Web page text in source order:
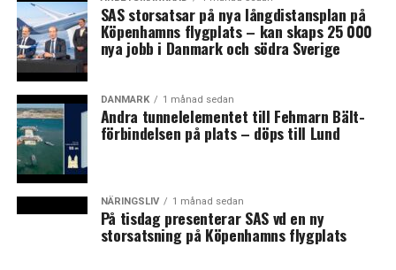
regeringsledare, häribland Frankrikes Europa- och
utrikesminister Jean-Noel Barrot, och senast Sveriges
statsminister Ulf Kristersson, som i ett skriftligt svar till
Expressen sade att ”vi accepterar inte att landgränser
ändras med hot eller våld, varken inom eller utanför
EU.”
Grönlands landsstyreformand Múte B. Egede är också
avvisande inför Trumps hot, men fastslår i ett skriftligt
svar till Politiken att Grönland ska fotsätta med att vara
öppet för samarbete och handel med hela världen.
SAS storsatsar på nya långdistansplan på
Köpenhamns flygplats – kan skaps 25 000
nya jobb i Danmark och södra Sverige
DANMARK 1 månad sedan
Andra tunnelelementet till Fehmarn Bält-
förbindelsen på plats – döps till Lund
NÄRINGSLIV 1 månad sedan
På tisdag presenterar SAS vd en ny
storsatsning på Köpenhamns flygplats